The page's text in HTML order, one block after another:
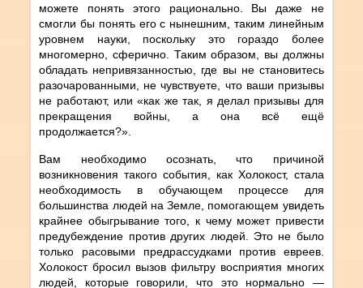
можете понять этого рационально. Вы даже не
смогли бы понять его с нынешним, таким линейным
уровнем науки, поскольку это гораздо более
многомерно, сферично. Таким образом, вы должны
обладать непривязанностью, где вы не становитесь
разочарованными, не чувствуете, что ваши призывы
не работают, или «как же так, я делал призывы для
прекращения войны, а она всё ещё
продолжается?».
Вам необходимо осознать, что причиной
возникновения такого события, как Холокост, стала
необходимость в обучающем процессе для
большинства людей на Земле, помогающем увидеть
крайнее обыгрывание того, к чему может привести
предубеждение против других людей. Это не было
только расовыми предрассудками против евреев.
Холокост бросил вызов фильтру восприятия многих
людей, которые говорили, что это нормально —